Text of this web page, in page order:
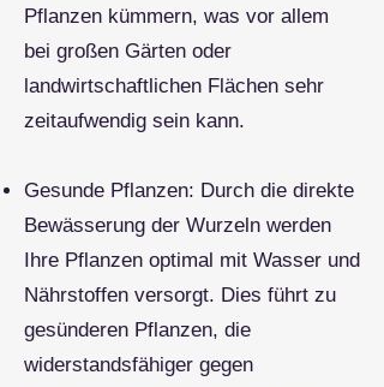
Pflanzen kümmern, was vor allem
bei großen Gärten oder
landwirtschaftlichen Flächen sehr
zeitaufwendig sein kann.
Gesunde Pflanzen: Durch die direkte
Bewässerung der Wurzeln werden
Ihre Pflanzen optimal mit Wasser und
Nährstoffen versorgt. Dies führt zu
gesünderen Pflanzen, die
widerstandsfähiger gegen